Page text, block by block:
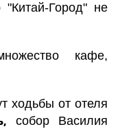
"Китай-Город" не
кафе,
ходьбы от отеля
собор Василия